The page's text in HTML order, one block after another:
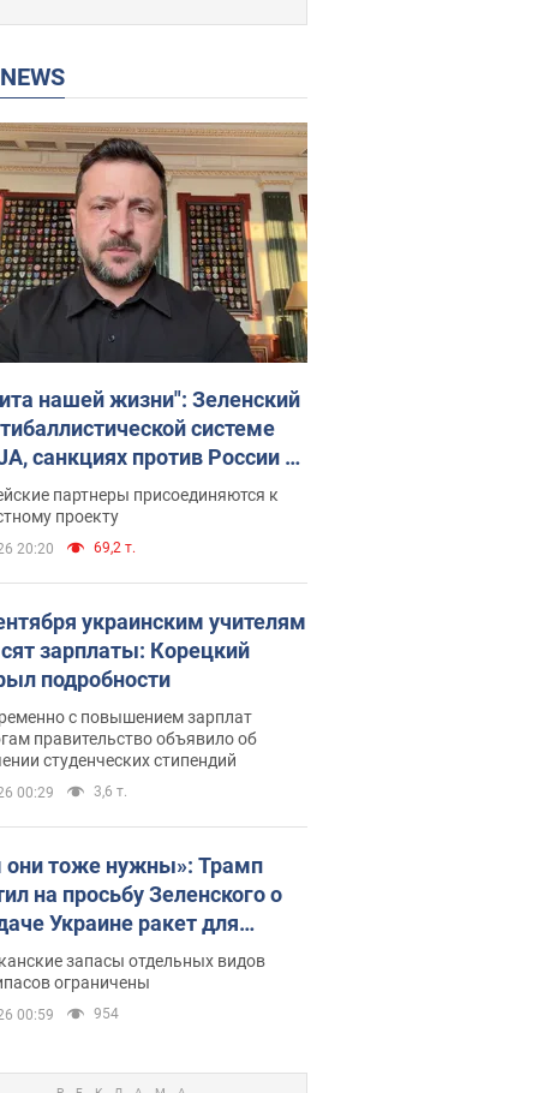
NEWS
нашей жизни": Зеленский
системе
санкциях против России и
аграриев. Видео
партнеры присоединяются к
проекту
20:20 69,2 т.
украинским учителям
зарплаты: Корецкий
подробности
с повышением зарплат
правительство объявило об
студенческих стипендий
00:29 3,6 т.
тоже нужны»: Трамп
на просьбу Зеленского о
Украине ракет для
запасы отдельных видов
ограничены
00:59 954